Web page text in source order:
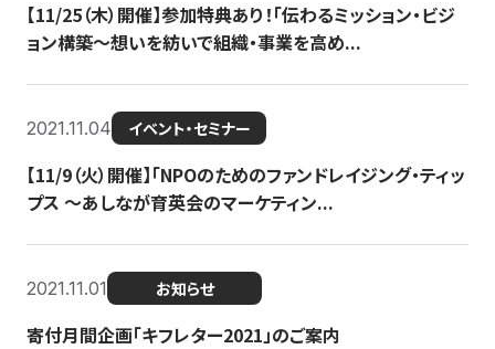
【11/25（木）開催】参加特典あり！「伝わるミッション・ビジ
ョン構築〜想いを紡いで組織・事業を高め...
2021.11.04 イベント・セミナー
【11/9（火）開催】「NPOのためのファンドレイジング・ティッ
プス 〜あしなが育英会のマーケティン...
2021.11.01 お知らせ
寄付月間企画「キフレター2021」のご案内